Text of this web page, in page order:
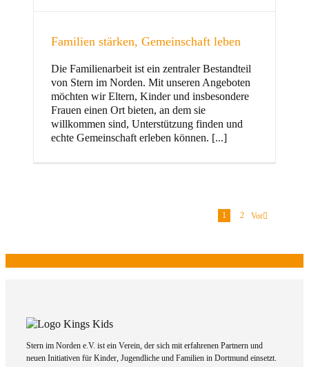
Familien stärken, Gemeinschaft leben
Die Familienarbeit ist ein zentraler Bestandteil
von Stern im Norden. Mit unseren Angeboten
möchten wir Eltern, Kinder und insbesondere
Frauen einen Ort bieten, an dem sie
willkommen sind, Unterstützung finden und
echte Gemeinschaft erleben können. [...]
1 2 Vor
Stern im Norden e.V. ist ein Verein, der sich mit erfahrenen Partnern und
neuen Initiativen für Kinder, Jugendliche und Familien in Dortmund einsetzt.